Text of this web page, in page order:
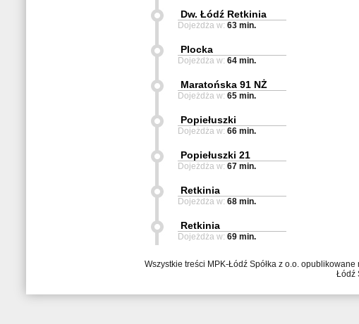
Dw. Łódź Retkinia
Dojeżdża w: 63 min.
Plocka
Dojeżdża w: 64 min.
Maratońska 91 NŻ
Dojeżdża w: 65 min.
Popiełuszki
Dojeżdża w: 66 min.
Popiełuszki 21
Dojeżdża w: 67 min.
Retkinia
Dojeżdża w: 68 min.
Retkinia
Dojeżdża w: 69 min.
Wszystkie treści MPK-Łódź Spółka z o.o.
Łódź